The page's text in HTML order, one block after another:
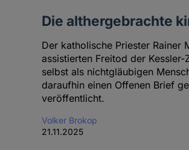
Die althergebrachte
Der katholische Priester Rainer
assistierten Freitod der
selbst als nichtgläubigen
daraufhin einen Offenen Brief
veröffentlicht.
Volker Brokop
21.11.2025